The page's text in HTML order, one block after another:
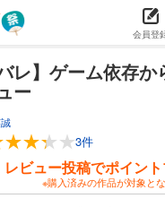
会員登
レ】ゲーム依存
ー
3件
レビュー投稿でポイン
※購入済みの作品が対象と